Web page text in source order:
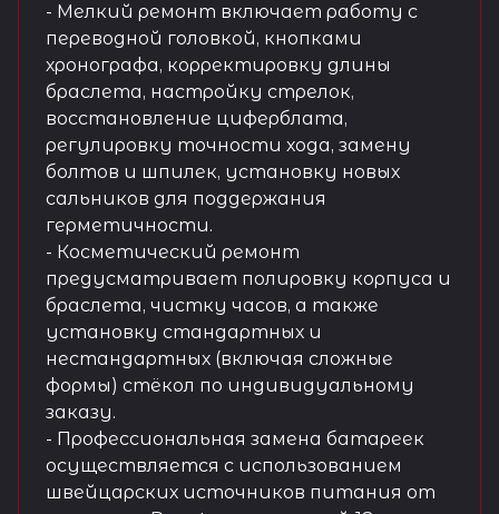
- Мелкий ремонт включает работу с
переводной головкой, кнопками
хронографа, корректировку длины
браслета, настройку стрелок,
восстановление циферблата,
регулировку точности хода, замену
болтов и шпилек, установку новых
сальников для поддержания
герметичности.
- Косметический ремонт
предусматривает полировку корпуса и
браслета, чистку часов, а также
установку стандартных и
нестандартных (включая сложные
формы) стёкол по индивидуальному
заказу.
- Профессиональная замена батареек
осуществляется с использованием
швейцарских источников питания от